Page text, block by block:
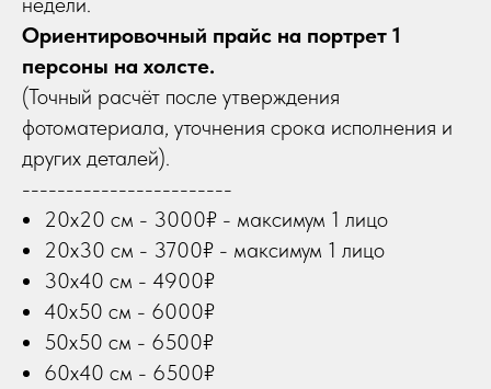
Ориентировочный прайс на портрет 1
персоны на холсте.
(Точный расчёт после утверждения
фотоматериала, уточнения срока исполнения и
других деталей).
------------------------
20х20 см - 3000₽ - максимум 1 лицо
20х30 см - 3700₽ - максимум 1 лицо
30х40 см - 4900₽
40х50 см - 6000₽
50х50 см - 6500₽
60х40 см - 6500₽